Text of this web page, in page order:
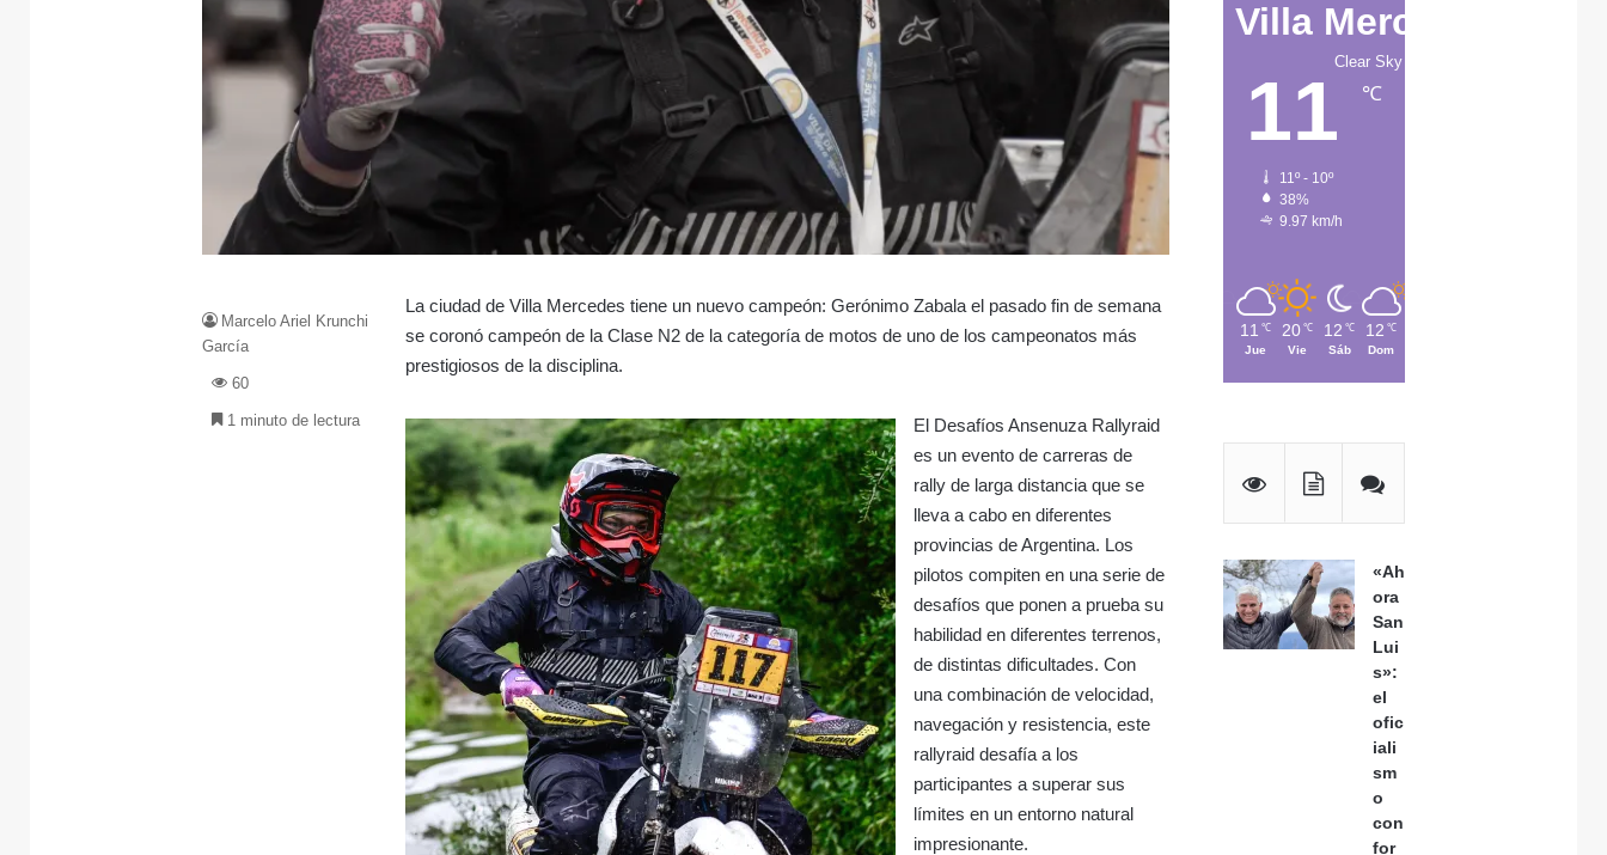
La ciudad de Villa Mercedes tiene un nuevo campeón: Gerónimo Zabala el pasado fin de semana
se coronó campeón de la Clase N2 de la categoría de motos de uno de los campeonatos más
prestigiosos de la disciplina.
El Desafíos Ansenuza Rallyraid
es un evento de carreras de
rally de larga distancia que se
lleva a cabo en diferentes
provincias de Argentina. Los
pilotos compiten en una serie de
desafíos que ponen a prueba su
habilidad en diferentes terrenos,
de distintas dificultades. Con
una combinación de velocidad,
navegación y resistencia, este
rallyraid desafía a los
participantes a superar sus
límites en un entorno natural
impresionante.
Marcelo Ariel Krunchi
García
60
1 minuto de lectura
Villa Mercedes
Clear Sky
11 ℃
11º - 10º
38%
9.97 km/h
11 ℃
Jue
20 ℃
Vie
12 ℃
Sáb
12 ℃
Dom
«Ah
ora
San
Lui
s»:
el
ofic
iali
sm
o
con
for